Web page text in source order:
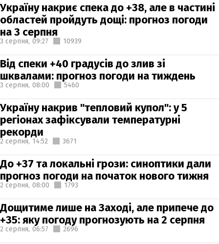
Україну накриє спека до +38, але в частині
областей пройдуть дощі: прогноз погоди
на 3 серпня
3 серпня, 09:27 10939
Від спеки +40 градусів до злив зі
шквалами: прогноз погоди на тиждень
3 серпня, 08:00 5460
Україну накрив "тепловий купол": у 5
регіонах зафіксували температурні
рекорди
2 серпня, 14:52 3671
До +37 та локальні грози: синоптики дали
прогноз погоди на початок нового тижня
2 серпня, 08:00 1793
Дощитиме лише на Заході, але припече до
+35: яку погоду прогнозують на 2 серпня
2 серпня, 06:57 2696